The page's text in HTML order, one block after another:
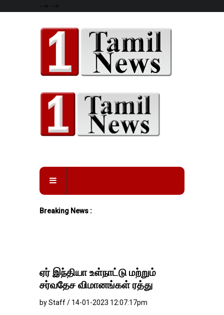
--> -->
Breaking News :
ஏர் இந்தியா உள்நாட்டு மற்றும்
சர்வதேச விமானங்கள் ரத்து
by Staff / 14-01-2023 12:07:17pm